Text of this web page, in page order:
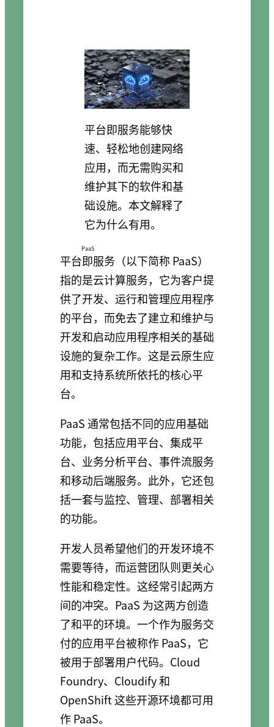
平台即服务能够快
速、轻松地创建网络
应用，而无需购买和
维护其下的软件和基
础设施。本文解释了
它为什么有用。
平台即服务
PaaS
（以下简称 PaaS）
指的是云计算服务，它为客户提
供了开发、运行和管理应用程序
的平台，而免去了建立和维护与
开发和启动应用程序相关的基础
设施的复杂工作。这是云原生应
用和支持系统所依托的核心平
台。
PaaS 通常包括不同的应用基础
功能，包括应用平台、集成平
台、业务分析平台、事件流服务
和移动后端服务。此外，它还包
括一套与监控、管理、部署相关
的功能。
开发人员希望他们的开发环境不
需要等待，而运营团队则更关心
性能和稳定性。这经常引起两方
间的冲突。PaaS 为这两方创造
了和平的环境。一个作为服务交
付的应用平台被称作 PaaS，它
被用于部署用户代码。Cloud
Foundry、Cloudify 和
OpenShift 这些开源环境都可用
作 PaaS。